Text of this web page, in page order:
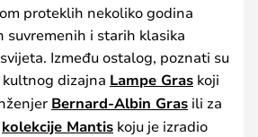
proteklih nekoliko godina
suvremenih i starih klasika
Između ostalog, poznati su
dizajna Lampe Gras koji
Bernard-Albin Gras ili za
kolekcije Mantis koju je izradio